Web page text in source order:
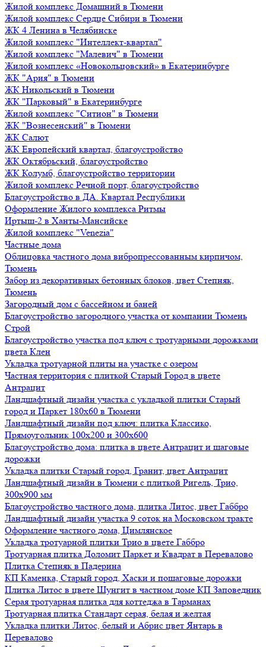
Жилой комплекс Домашний в Тюмени
Жилой комплекс Сердце Сибири в Тюмени
ЖК 4 Ленина в Челябинске
Жилой комплекс "Интеллект-квартал"
Жилой комплекс "Малевич" в Тюмени
Жилой комплекс «Новокольцовский» в Екатеринбурге
ЖК "Ария" в Тюмени
ЖК Никольский в Тюмени
ЖК "Парковый" в Екатеринбурге
Жилой комплекс "Ситион" в Тюмени
ЖК "Вознесенский" в Тюмени
ЖК Салют
ЖК Европейский квартал, благоустройство
ЖК Октябрьский, благоустройство
ЖК Колумб, благоустройство территории
Жилой комплекс Речной порт, благоустройство
Благоустройство в ДА. Квартал Республики
Оформление Жилого комплекса Ритмы
Иртыш-2 в Ханты-Мансийске
Жилой комплекс "Venezia"
Частные дома
Облицовка частного дома вибропрессованным кирпичом,
Тюмень
Забор из декоративных бетонных блоков, цвет Степняк,
Тюмень
Загородный дом с бассейном и баней
Благоустройство загородного участка от компании Тюмень
Строй
Благоустройство участка под ключ с тротуарными дорожками
цвета Клен
Укладка тротуарной плиты на участке с озером
Частная территория с плиткой Старый Город в цвете
Антрацит
Ландшафтный дизайн участка с укладкой плитки Старый
город и Паркет 180х60 в Тюмени
Ландшафтный дизайн под ключ: плитка Классико,
Прямоугольник 100х200 и 300х600
Благоустройство дома: плитка в цвете Антрацит и шаговые
дорожки
Укладка плитки Старый город, Гранит, цвет Антрацит
Ландшафтный дизайн в Тюмени с плиткой Ригель, Трио,
300х900 мм
Благоустройство частного дома, плитка Литос, цвет Габбро
Ландшафтный дизайн участка 9 соток на Московском тракте
Оформление частного дома, Цимлянское
Укладка тротуарной плитки Трио в цвете Габбро
Тротуарная плитка Доломит Паркет и Квадрат в Перевалово
Плитка Степняк в Падерина
КП Каменка, Старый город, Хаски и пошаговые дорожки
Плитка Литос в цвете Шунгит в частном доме КП Заповедник
Серая тротуарная плитка для коттеджа в Тарманах
Тротуарная плитка Стандарт серая, белая и желтая
Укладка плитки Литос, белый и Абрис цвет Янтарь в
Перевалово